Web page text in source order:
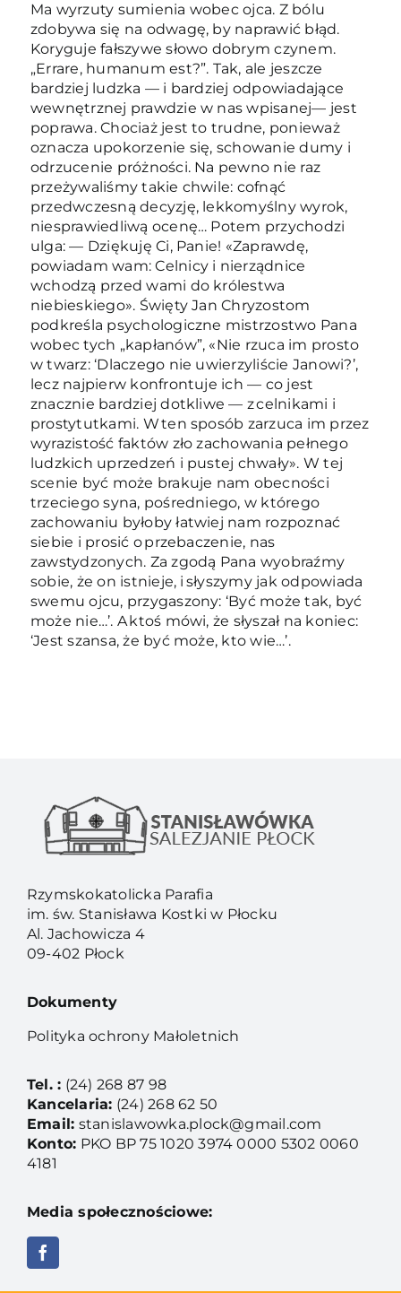
Ma wyrzuty sumienia wobec ojca. Z bólu
zdobywa się na odwagę, by naprawić błąd.
Koryguje fałszywe słowo dobrym czynem.
„Errare, humanum est?”. Tak, ale jeszcze
bardziej ludzka — i bardziej odpowiadające
wewnętrznej prawdzie w nas wpisanej— jest
poprawa. Chociaż jest to trudne, ponieważ
oznacza upokorzenie się, schowanie dumy i
odrzucenie próżności. Na pewno nie raz
przeżywaliśmy takie chwile: cofnąć
przedwczesną decyzję, lekkomyślny wyrok,
niesprawiedliwą ocenę… Potem przychodzi
ulga: — Dziękuję Ci, Panie! «Zaprawdę,
powiadam wam: Celnicy i nierządnice
wchodzą przed wami do królestwa
niebieskiego». Święty Jan Chryzostom
podkreśla psychologiczne mistrzostwo Pana
wobec tych „kapłanów”, «Nie rzuca im prosto
w twarz: ‘Dlaczego nie uwierzyliście Janowi?’,
lecz najpierw konfrontuje ich — co jest
znacznie bardziej dotkliwe — z celnikami i
prostytutkami. W ten sposób zarzuca im przez
wyrazistość faktów zło zachowania pełnego
ludzkich uprzedzeń i pustej chwały». W tej
scenie być może brakuje nam obecności
trzeciego syna, pośredniego, w którego
zachowaniu byłoby łatwiej nam rozpoznać
siebie i prosić o przebaczenie, nas
zawstydzonych. Za zgodą Pana wyobraźmy
sobie, że on istnieje, i słyszymy jak odpowiada
swemu ojcu, przygaszony: ‘Być może tak, być
może nie…’. A ktoś mówi, że słyszał na koniec:
‘Jest szansa, że być może, kto wie…’.
Rzymskokatolicka Parafia
im. św. Stanisława Kostki w Płocku
Al. Jachowicza 4
09-402 Płock
Dokumenty
Polityka ochrony Małoletnich
Tel. : (24) 268 87 98
Kancelaria: (24) 268 62 50
Email: stanislawowka.plock@gmail.com
Konto: PKO BP 75 1020 3974 0000 5302 0060
4181
Media społecznościowe: